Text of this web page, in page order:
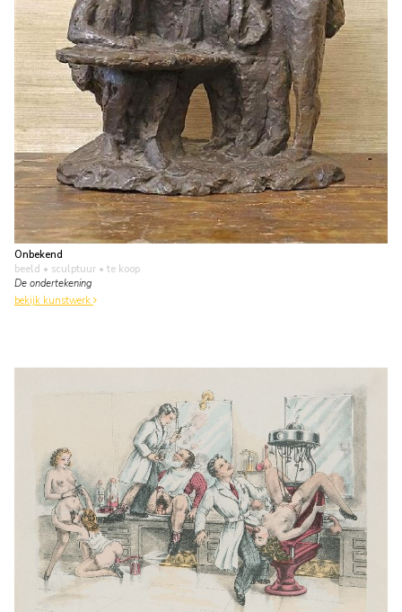
Onbekend
beeld • sculptuur • te koop
De ondertekening
bekijk kunstwerk